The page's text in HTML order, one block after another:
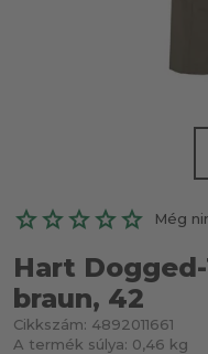
Még
Hart
braun, 42
Cikkszám: 4892011661
A termék súlya: 0,46 kg